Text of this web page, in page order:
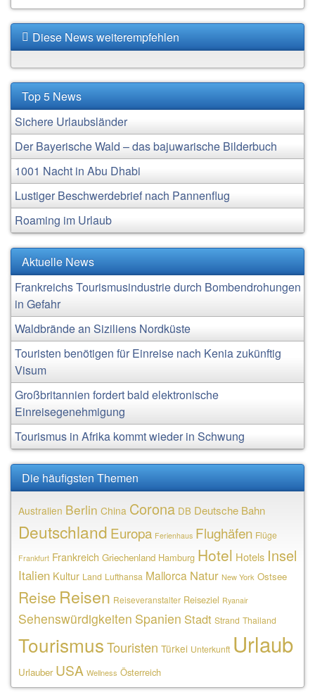
Diese News weiterempfehlen
Top 5 News
Sichere Urlaubsländer
Der Bayerische Wald – das bajuwarische Bilderbuch
1001 Nacht in Abu Dhabi
Lustiger Beschwerdebrief nach Pannenflug
Roaming im Urlaub
Aktuelle News
Frankreichs Tourismusindustrie durch Bombendrohungen
in Gefahr
Waldbrände an Siziliens Nordküste
Touristen benötigen für Einreise nach Kenia zukünftig
Visum
Großbritannien fordert bald elektronische
Einreisegenehmigung
Tourismus in Afrika kommt wieder in Schwung
Die häufigsten Themen
Australien Berlin China Corona DB Deutsche Bahn
Deutschland Europa Ferienhaus Flughäfen Flüge
Frankfurt Frankreich Griechenland Hamburg Hotel Hotels Insel
Italien Kultur Land Lufthansa Mallorca Natur New York Ostsee
Reise Reisen Reiseveranstalter Reiseziel Ryanair
Sehenswürdigkeiten Spanien Stadt Strand Thailand
TourismusTouristen Türkei Unterkunft Urlaub
Urlauber USA Wellness Österreich